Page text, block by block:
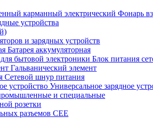
Фонарь
устройства
и зарядных устройств
Батарея аккумуляторная
Блок питания
Гальванический элемент
Сетевой шнур питания
Универсальное зарядное
и специальные
розетки
разъемов CEE